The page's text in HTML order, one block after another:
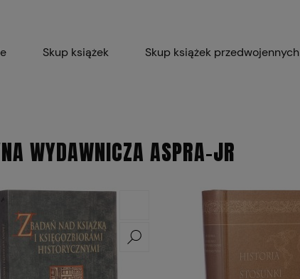
Skup książek Skup książek przedwojennych
WYDAWNICZA ASPRA-JR